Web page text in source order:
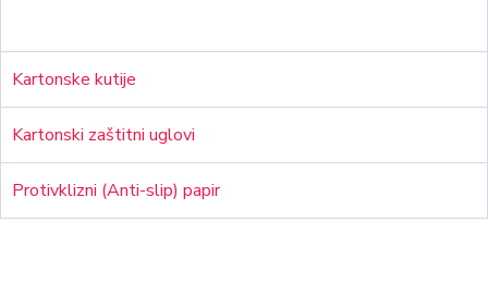
Kartonske kutije
Kartonski zaštitni uglovi
Protivklizni (Anti-slip) papir